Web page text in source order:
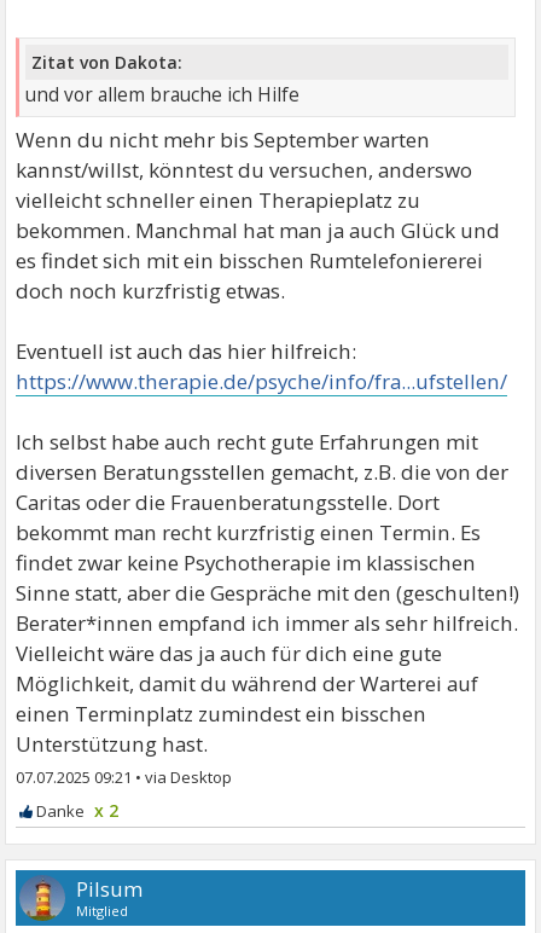
Zitat von Dakota:
und vor allem brauche ich Hilfe
Wenn du nicht mehr bis September warten
kannst/willst, könntest du versuchen, anderswo
vielleicht schneller einen Therapieplatz zu
bekommen. Manchmal hat man ja auch Glück und
es findet sich mit ein bisschen Rumtelefoniererei
doch noch kurzfristig etwas.
Eventuell ist auch das hier hilfreich:
https://www.therapie.de/psyche/info/fra...ufstellen/
Ich selbst habe auch recht gute Erfahrungen mit
diversen Beratungsstellen gemacht, z.B. die von der
Caritas oder die Frauenberatungsstelle. Dort
bekommt man recht kurzfristig einen Termin. Es
findet zwar keine Psychotherapie im klassischen
Sinne statt, aber die Gespräche mit den (geschulten!)
Berater*innen empfand ich immer als sehr hilfreich.
Vielleicht wäre das ja auch für dich eine gute
Möglichkeit, damit du während der Warterei auf
einen Terminplatz zumindest ein bisschen
Unterstützung hast.
07.07.2025 09:21 •
x 2
Pilsum
Mitglied